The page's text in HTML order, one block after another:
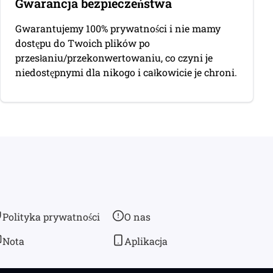
Gwarantujemy 100% prywatności i nie mamy
dostępu do Twoich plików po
przesłaniu/przekonwertowaniu, co czyni je
niedostępnymi dla nikogo i całkowicie je chroni.
Polityka prywatności
Nota
O nas
Aplikacja